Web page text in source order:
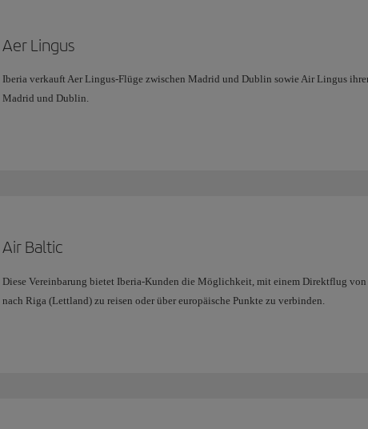
Aer Lingus
Iberia verkauft Aer Lingus-Flüge zwischen Madrid und Dublin sowie Air Lingus
Madrid und Dublin.
Air Baltic
Diese Vereinbarung bietet Iberia-Kunden die Möglichkeit, mit einem Direktflug
nach Riga (Lettland) zu reisen oder über europäische Punkte zu verbinden.